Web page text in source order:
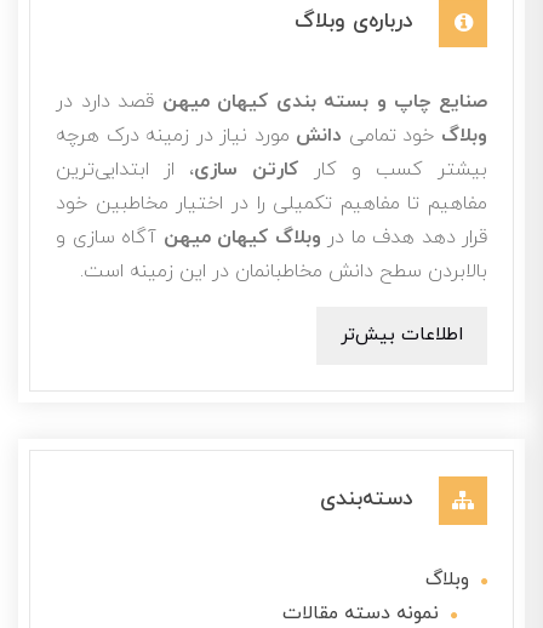
درباره‌ی وبلاگ
صنایع چاپ و بسته بندی کیهان میهن قصد دارد در
وبلاگ خود تمامی دانش مورد نیاز در زمینه درک هرچه
بیشتر کسب و کار کارتن سازی، از ابتدایی‌ترین
مفاهیم تا مفاهیم تکمیلی را در اختیار مخاطبین خود
قرار دهد هدف ما در وبلاگ کیهان میهن آگاه سازی و
بالابردن سطح دانش مخاطبانمان در این زمینه است.
اطلاعات بیش‌تر
دسته‌بندی
وبلاگ
نمونه دسته مقالات